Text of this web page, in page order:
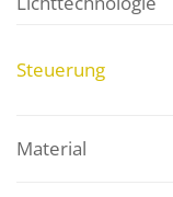
Steuerung
Material